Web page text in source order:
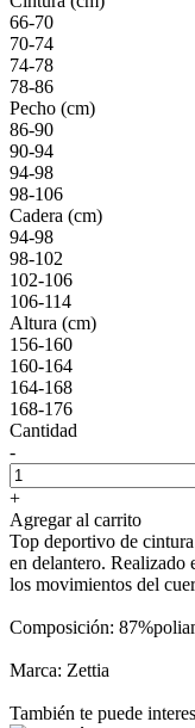
66-70
70-74
74-78
78-86
Pecho (cm)
86-90
90-94
94-98
98-106
Cadera (cm)
94-98
98-102
102-106
106-114
Altura (cm)
156-160
160-164
164-168
168-176
Cantidad
-
+
Agregar al carrito
Top deportivo de
en delantero.
los movimientos del
Composición:
Marca: Zettia
También te puede